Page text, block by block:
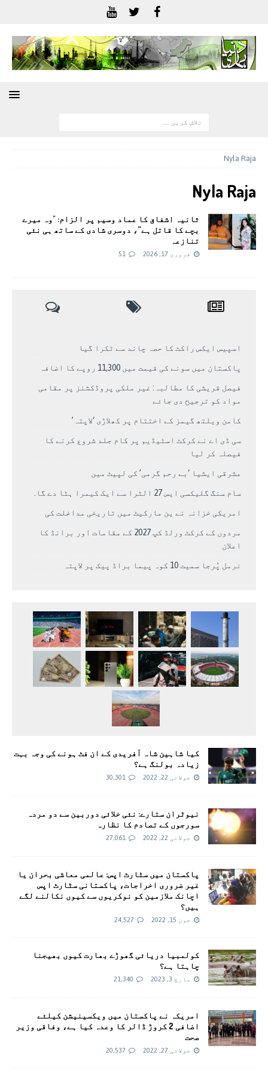
Nyla Raja
Nyla Raja
ثانیہ اشفاق کا عماد وسیم پر الزام: "وہ میرے
بچے کا قاتل ہے”، دوسری شادی کے ساتھ ہی نئی
تنازعہ
فروری 17, 2026 51
اسپیس ایکس راکٹ کا حصہ چاند سے ٹکرا گیا
پاکستان میں سونے کی قیمت میں 11,300 روپے کا اضافہ
فیصل قریشی کا مطالبہ: غیر ملکی پروڈکشنز پر مقامی
مواد کو ترجیح دی جائے
کامن ویلتھ گیمز کے اختتام پر کھلاڑی ‘لاپتہ’
سی ڈی اے نے کرکٹ اسٹیڈیم پر کام جلد شروع کرنے کا
فیصلہ کر لیا
مشرقی ایشیا ‘بے رحم گرمی’ کی لپیٹ میں
سام سنگ گلیکسی ایس 27 الٹرا سے ایک کیمرا ہٹا دے گا.
امریکی خزانہ نے ین مارکیٹ میں تاریخی مداخلت کی
مردوں کے کرکٹ ورلڈ کپ 2027 کے مقامات اور برانڈ کا
اعلان
نرمل پُرجا سمیت 10 کوہ پیما براڈ پیک پر لاپتہ
کیا شاہین شاہ آفریدی کے ان فٹ ہونے کی وجہ بہت
زیادہ بولنگ ہے؟
جولائی 22, 2022 30,301
نیوٹران ستارے: نئی خلائی دوربین سے دو مردہ
سورجوں کے تصادم کا نظارہ
جولائی 22, 2022 27,061
پاکستان میں سٹارٹ اپس: عالمی معاشی بحران یا
غیر ضروری اخراجات، پاکستانی سٹارٹ اپس
اچانک ملازمین کو نوکریوں سے کیوں نکالنے لگے
ہیں؟
جون 15, 2022 24,527
کولمبیا دریائی گھوڑے بھارت کیوں بھیجنا
چاہتا ہے؟
مارچ 3, 2023 21,340
امريکہ نے پاکستان میں ویکسینیشن کیلئے
اضافی 2 کروڑ ڈالر کا وعدہ کیا ہے، وفاقی وزیر
صحت
جولائی 27, 2022 20,537